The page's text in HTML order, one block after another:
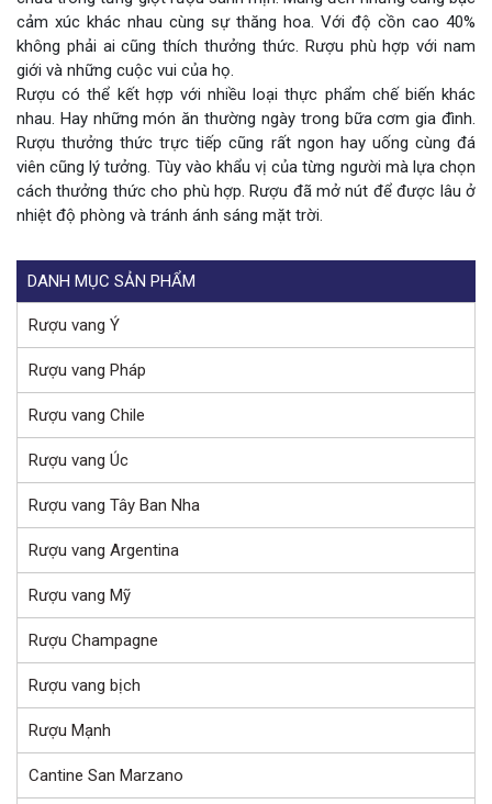
cảm xúc khác nhau cùng sự thăng hoa. Với độ cồn cao 40%
không phải ai cũng thích thưởng thức. Rượu phù hợp với nam
giới và những cuộc vui của họ.
Rượu có thể kết hợp với nhiều loại thực phẩm chế biến khác
nhau. Hay những món ăn thường ngày trong bữa cơm gia đình.
Rượu thưởng thức trực tiếp cũng rất ngon hay uống cùng đá
viên cũng lý tưởng. Tùy vào khẩu vị của từng người mà lựa chọn
cách thưởng thức cho phù hợp. Rượu đã mở nút để được lâu ở
nhiệt độ phòng và tránh ánh sáng mặt trời.
DANH MỤC SẢN PHẨM
Rượu vang Ý
Rượu vang Pháp
Rượu vang Chile
Rượu vang Úc
Rượu vang Tây Ban Nha
Rượu vang Argentina
Rượu vang Mỹ
Rượu Champagne
Rượu vang bịch
Rượu Mạnh
Cantine San Marzano